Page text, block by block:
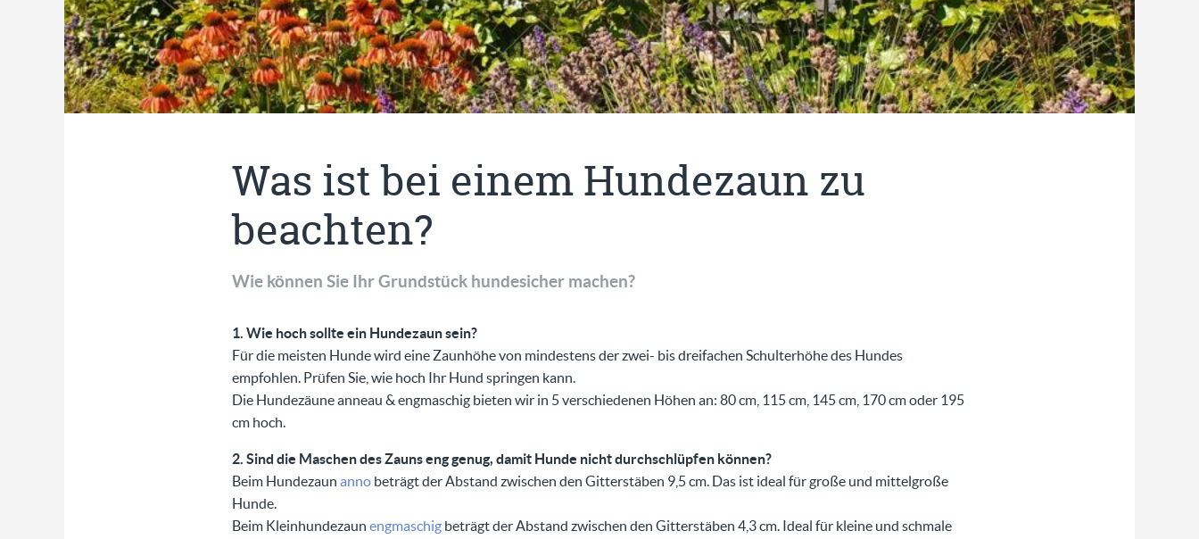
Was ist bei einem Hundezaun zu
beachten?
Wie können Sie Ihr Grundstück hundesicher machen?
1. Wie hoch sollte ein Hundezaun sein?
Für die meisten Hunde wird eine Zaunhöhe von mindestens der zwei- bis dreifachen Schulterhöhe des Hundes
empfohlen. Prüfen Sie, wie hoch Ihr Hund springen kann.
Die Hundezäune anneau & engmaschig bieten wir in 5 verschiedenen Höhen an: 80 cm, 115 cm, 145 cm, 170 cm oder 195
cm hoch.
2. Sind die Maschen des Zauns eng genug, damit Hunde nicht durchschlüpfen können?
Beim Hundezaun annobeträgt der Abstand zwischen den Gitterstäben 9,5 cm. Das ist ideal für große und mittelgroße
Hunde.
Beim Kleinhundezaun engmaschigbeträgt der Abstand zwischen den Gitterstäben 4,3 cm. Ideal für kleine und schmale